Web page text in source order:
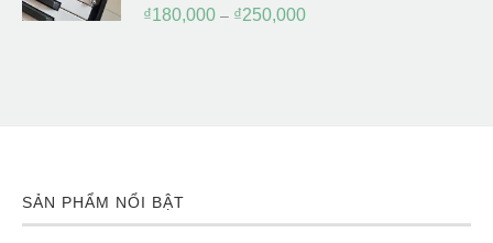
₫180,000 – ₫250,000
SẢN PHẨM NỔI BẬT